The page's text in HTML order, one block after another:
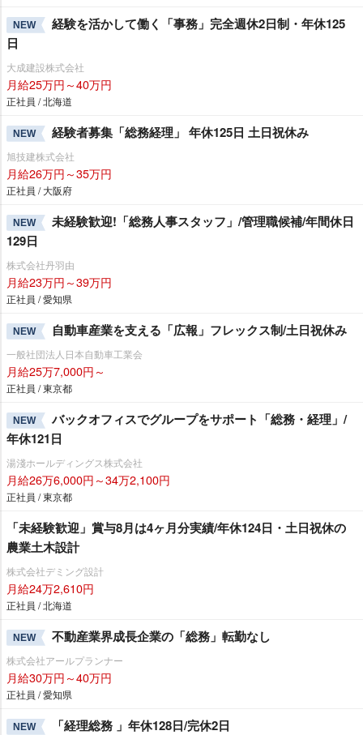
NEW
経験を活かして働く「事務」完全週休2日制・年休125
日
大成建設株式会社
月給25万円～40万円
正社員 / 北海道
NEW 経験者募集「総務経理」 年休125日 土日祝休み
旭技建株式会社
月給26万円～35万円
正社員 / 大阪府
NEW
未経験歓迎!「総務人事スタッフ」/管理職候補/年間休日
129日
株式会社丹羽由
月給23万円～39万円
正社員 / 愛知県
NEW 自動車産業を支える「広報」フレックス制/土日祝休み
一般社団法人日本自動車工業会
月給25万7,000円～
正社員 / 東京都
NEW
バックオフィスでグループをサポート「総務・経理」/
年休121日
湯淺ホールディングス株式会社
月給26万6,000円～34万2,100円
正社員 / 東京都
「未経験歓迎」賞与8月は4ヶ月分実績/年休124日・土日祝休の
農業土木設計
株式会社デミング設計
月給24万2,610円
正社員 / 北海道
NEW 不動産業界成長企業の「総務」転勤なし
株式会社アールプランナー
月給30万円～40万円
正社員 / 愛知県
NEW 「経理総務 」年休128日/完休2日